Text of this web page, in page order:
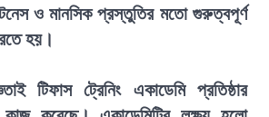
ও মানসিক প্রস্তুতির মতো গুরুত্বপূর্ণ
হয়।
টিফাস ট্রেনিং একাডেমি প্রতিষ্ঠার